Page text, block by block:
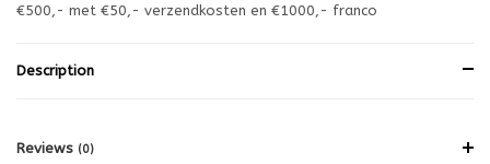
€500,- met €50,- verzendkosten en €1000,- franco
Description
Reviews (0)